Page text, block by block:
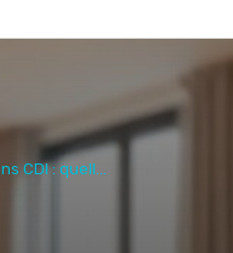
CDI : quell...